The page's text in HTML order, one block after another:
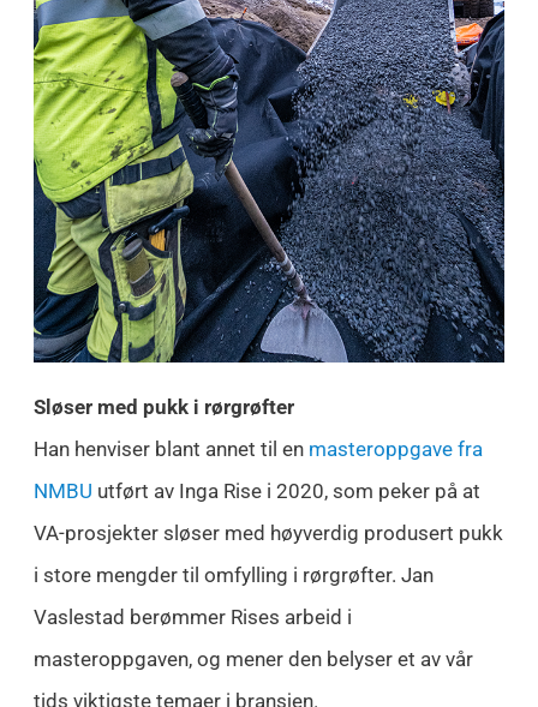
Sløser med pukk i rørgrøfter
Han henviser blant annet til en masteroppgave fra
NMBU utført av Inga Rise i 2020, som peker på at
VA-prosjekter sløser med høyverdig produsert pukk
i store mengder til omfylling i rørgrøfter. Jan
Vaslestad berømmer Rises arbeid i
masteroppgaven, og mener den belyser et av vår
tids viktigste temaer i bransjen.